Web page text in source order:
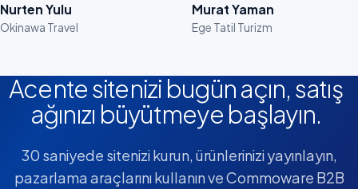
Nurten Yulu
Okinawa Travel
Murat Yaman
Ege Tatil Turizm
Acente sitenizi bugün açın, satış
ağınızı büyütmeye başlayın.
30 saniyede sitenizi kurun, ürünlerinizi yayınlayın,
pazarlama araçlarını kullanın ve Commoware B2B